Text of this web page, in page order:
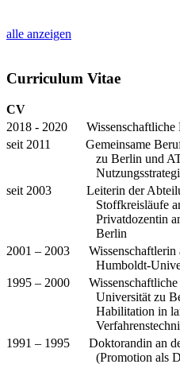
alle anzeigen
Curriculum Vitae
CV
2018 - 2020 Wissenschaftliche
seit 2011 Gemeinsame
zu Berlin und
seit 2003 Leiterin der
Stoffkreisläufe
Privatdozentin
Berlin
2001 – 2003 Wissenschaftlerin
Humboldt-
1995 – 2000 Wissenschaftliche
Universität zu
Habilitation in
1991 – 1995 Doktorandin an
(Promotion als